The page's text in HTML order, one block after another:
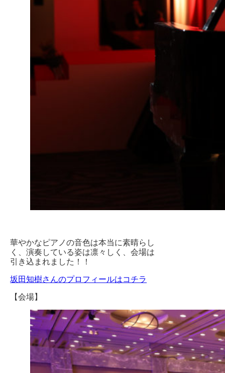
華やかなピアノの音色は本当に素晴らし
く、演奏している姿は凛々しく、会場は
引き込まれました！！
坂田知樹さんのプロフィールはコチラ
【会場】